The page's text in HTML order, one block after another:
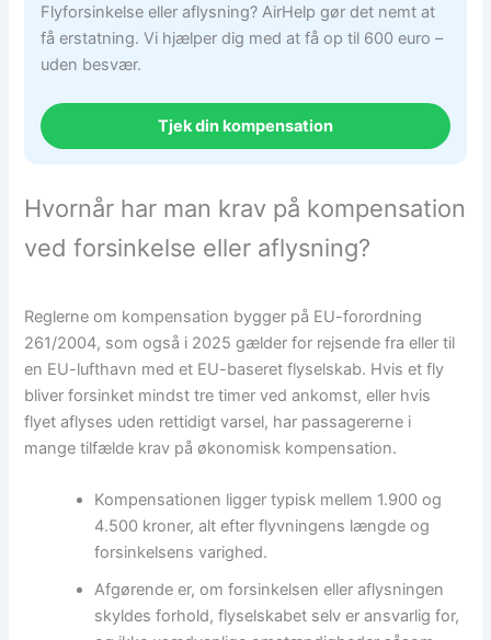
Flyforsinkelse eller aflysning? AirHelp gør det nemt at
få erstatning. Vi hjælper dig med at få op til 600 euro –
uden besvær.
Tjek din kompensation
Hvornår har man krav på kompensation
ved forsinkelse eller aflysning?
Reglerne om kompensation bygger på EU-forordning
261/2004, som også i 2025 gælder for rejsende fra eller til
en EU-lufthavn med et EU-baseret flyselskab. Hvis et fly
bliver forsinket mindst tre timer ved ankomst, eller hvis
flyet aflyses uden rettidigt varsel, har passagererne i
mange tilfælde krav på økonomisk kompensation.
Kompensationen ligger typisk mellem 1.900 og
4.500 kroner, alt efter flyvningens længde og
forsinkelsens varighed.
Afgørende er, om forsinkelsen eller aflysningen
skyldes forhold, flyselskabet selv er ansvarlig for,